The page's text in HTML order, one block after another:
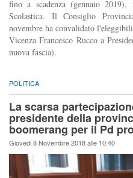
fino a scadenza (gennaio
Scolastica. Il Consiglio
novembre ha convalidato
Vicenza Francesco Rucco a
nuova fascia).
POLITICA
La scarsa
presidente della
boomerang per il Pd
Giovedi 8 Novembre 2018 alle 10:40